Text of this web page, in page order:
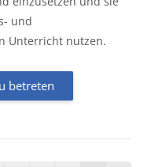
und
Unterricht nutzen.
betreten